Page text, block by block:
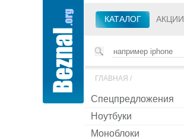
КАТАЛОГ АКЦИИ
ГЛАВНАЯ /
Спецпредложения
Ноутбуки
Моноблоки